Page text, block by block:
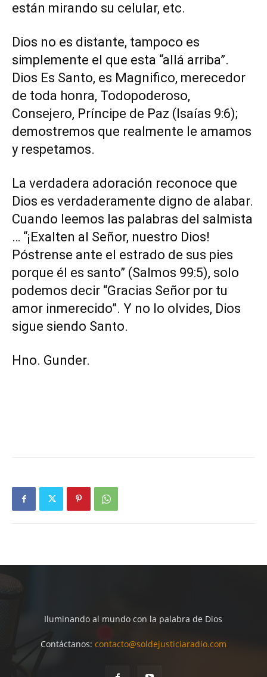
están mirando su celular, etc.
Dios no es distante, tampoco es
simplemente el que esta “allá arriba”.
Dios Es Santo, es Magnifico, merecedor
de toda honra, Todopoderoso,
Consejero, Príncipe de Paz (Isaías 9:6);
demostremos que realmente le amamos
y respetamos.
La verdadera adoración reconoce que
Dios es verdaderamente digno de alabar.
Cuando leemos las palabras del salmista
… “¡Exalten al Señor, nuestro Dios!
Póstrense ante el estrado de sus pies
porque él es santo” (Salmos 99:5), solo
podemos decir “Gracias Señor por tu
amor inmerecido”. Y no lo olvides, Dios
sigue siendo Santo.
Hno. Gunder.
Iluminando al mundo con la palabra de Dios
Contáctanos: contacto@soldejusticiaradio.com